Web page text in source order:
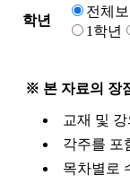
학년
전체보
1학년
※ 본 자료의 장
교재 및
각주를 포
목차별로